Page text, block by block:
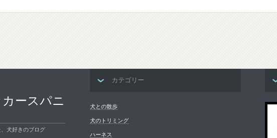
カテゴリー
犬との散歩
犬のトリミング
ハーネス
ースパニ
犬好きのブログ